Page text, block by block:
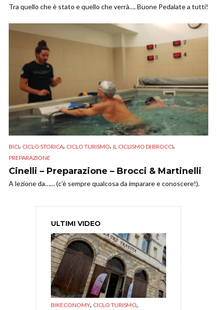
Tra quello che è stato e quello che verrà…. Buone Pedalate a tutti!
BICI, CICLO STORICA, CICLO TURISMO, IL CICLISMO DI BROCCI,
PREPARAZIONE
Cinelli – Preparazione – Brocci & Martinelli
A lezione da…… (c’è sempre qualcosa da imparare e conoscere!).
ULTIMI VIDEO
BIKECONOMY, CICLO TURISMO,